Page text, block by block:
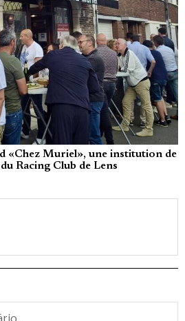
«Chez Muriel», une institution de
Racing Club de Lens